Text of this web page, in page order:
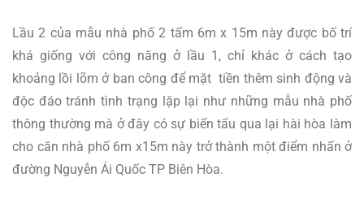
Lầu 2 của mẫu nhà phố 2 tấm 6m x 15m này được bố trí
khá giống với công năng ở lầu 1, chỉ khác ở cách tạo
khoảng lồi lõm ở ban công để mặt tiền thêm sinh động và
độc đáo tránh tình trạng lặp lại như những mẫu nhà phố
thông thường mà ở đây có sự biến tấu qua lại hài hòa làm
cho căn nhà phố 6m x15m này trở thành một điểm nhấn ở
đường Nguyễn Ái Quốc TP Biên Hòa.